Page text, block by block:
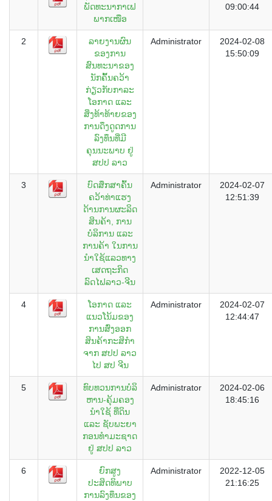
ພັດທະນາກາເຟ
ພາກເໜືອ
09:00:44
2
ລາຍງານຜົນ
ຂອງການ
ສົນທະນາຂອງ
ນັກຄົ້້ນຄວ້າ
ກ່ຽວກັບກາລະ
ໂອກາດ ແລະ
ສິ່ງທ້າທ້າຍຂອງ
ການດຶງດູດການ
ລົງທຶນທີ່ມີ
ຄຸນນະພາບ ຢູ່
ສປປ ລາວ
Administrator
2024-02-08
15:50:09
3
ບົດສຶກສາຄົ້ນ
ຄວ້າທ່າແຮງ
ດ້ານການຜະລິດ
ສິນຄ້າ, ການ
ບໍລິການ ແລະ
ການຄ້າ ໃນການ
ນຳໃຊ້ແລວທາງ
ເສດຖະກິດ
ລົດໄຟລາວ-ຈີນ
Administrator
2024-02-07
12:51:39
4
ໂອກາດ ແລະ
ແນວໂນ້ມຂອງ
ການສົ່ງອອກ
ສິນຄ້າກະສິກຳ
ຈາກ ສປປ ລາວ
ໄປ ສປ ຈີນ
Administrator
2024-02-07
12:44:47
5
ທົບ​ທວນການ​ບໍ​ລິ​
ຫານ-ຄຸ້ມ​ຄອງ​
ນຳ​ໃຊ້ ທີ່​ດິນ
ແລະ ​ຊັບພະ​ຍາ​
ກອນ​ທຳ​ມະ​ຊາດ
ຢູ່ ສ​ປ​ປ ລາວ
Administrator
2024-02-06
18:45:16
6
ຍົກສູງ
ປະສິດທິພາບ
ການລົງທຶນຂອງ
Administrator
2022-12-05
21:16:25